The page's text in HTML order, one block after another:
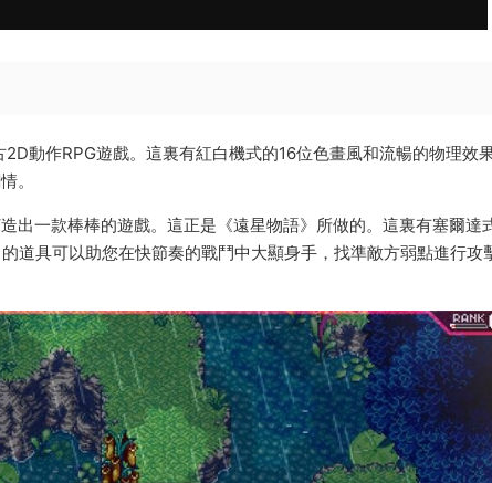
動作RPG遊戲。這裏有紅白機式的16位色畫風和流暢的物理效
。
出一款棒棒的遊戲。這正是《遠星物語》所做的。這裏有塞爾達
道具可以助您在快節奏的戰鬥中大顯身手，找準敵方弱點進行攻